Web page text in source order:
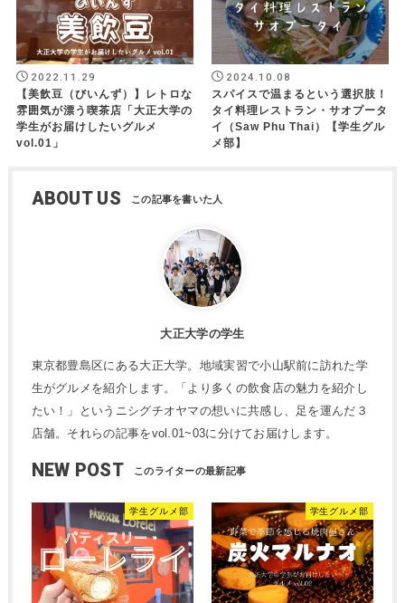
2022.11.29
【美飲豆（びいんず）】レトロな
雰囲気が漂う喫茶店「大正大学の
学生がお届けしたいグルメ
vol.01」
2024.10.08
スパイスで温まるという選択肢！
タイ料理レストラン・サオプータ
イ（Saw Phu Thai）【学生グル
メ部】
ABOUT US
大正大学の学生
東京都豊島区にある大正大学。地域実習で小山駅前に訪れた学
生がグルメを紹介します。「より多くの飲食店の魅力を紹介し
たい！」というニシグチオヤマの想いに共感し、足を運んだ３
店舗。それらの記事をvol.01~03に分けてお届けします。
NEW POST
学生グルメ部 学生グルメ部